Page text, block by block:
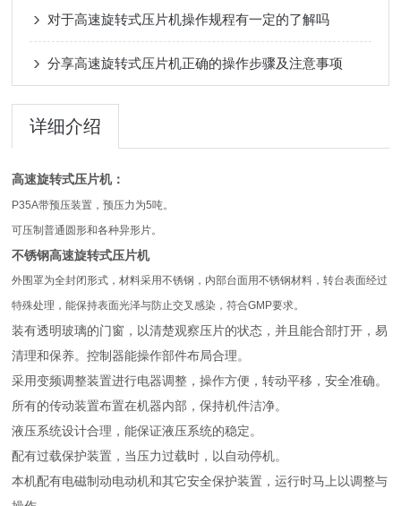
对于高速旋转式压片机操作规程有一定的了解吗
分享高速旋转式压片机正确的操作步骤及注意事项
详细介绍
高速旋转式压片机：
P35A带预压装置，预压力为5吨。
可压制普通圆形和各种异形片。
不锈钢高速旋转式压片机
外围罩为全封闭形式，材料采用不锈钢，内部台面用不锈钢材料，转台表面经过
特殊处理，能保持表面光泽与防止交叉感染，符合GMP要求。
装有透明玻璃的门窗，以清楚观察压片的状态，并且能合部打开，易
清理和保养。控制器能操作部件布局合理。
采用变频调整装置进行电器调整，操作方便，转动平移，安全准确。
所有的传动装置布置在机器内部，保持机件洁净。
液压系统设计合理，能保证液压系统的稳定。
配有过载保护装置，当压力过载时，以自动停机。
本机配有电磁制动电动机和其它安全保护装置，运行时马上以调整与